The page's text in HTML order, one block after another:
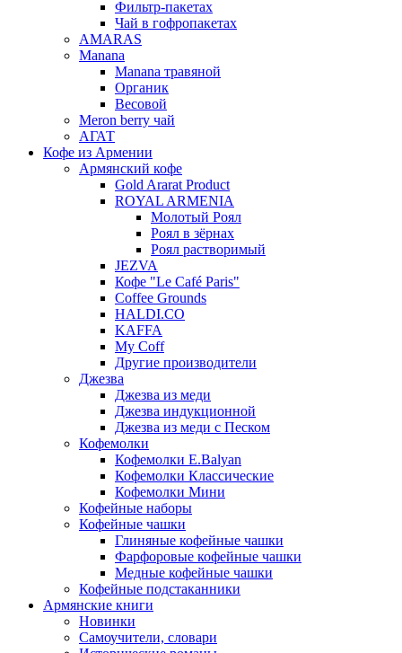
Фильтр-пакетах
Чай в гофропакетах
AMARAS
Manana
Manana травяной
Органик
Весовой
Meron berry чай
АГАТ
Кофе из Армении
Армянский кофе
Gold Ararat Product
ROYAL ARMENIA
Молотый Роял
Роял в зёрнах
Роял растворимый
JEZVA
Кофе "Le Café Paris"
Coffee Grounds
HALDI.CO
KAFFA
My Coff
Другие производители
Джезва
Джезва из меди
Джезва индукционной
Джезва из меди с Песком
Кофемолки
Кофемолки E.Balyan
Кофемолки Классические
Кофемолки Мини
Кофейные наборы
Кофейные чашки
Глиняные кофейные чашки
Фарфоровые кофейные чашки
Медные кофейные чашки
Кофейные подстаканники
Армянские книги
Новинки
Самоучители, словари